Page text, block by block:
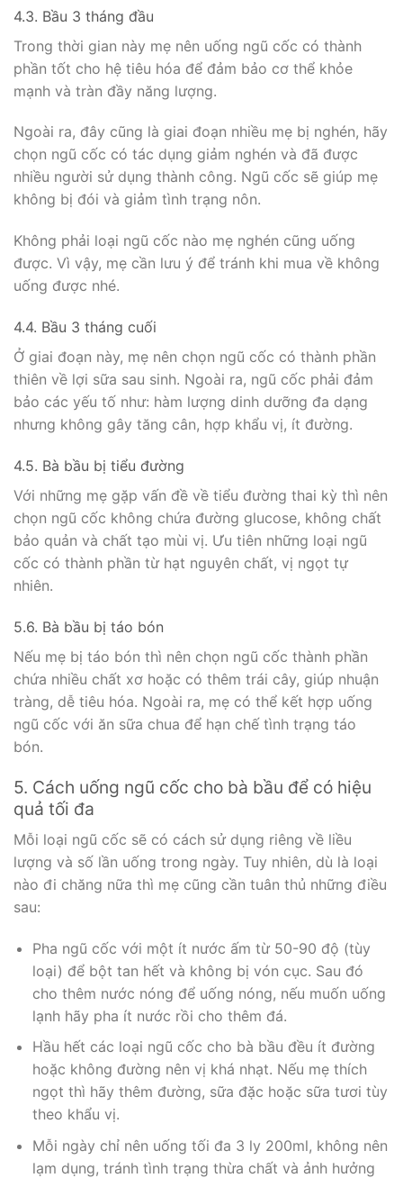
4.3. Bầu 3 tháng đầu
Trong thời gian này mẹ nên uống ngũ cốc có thành
phần tốt cho hệ tiêu hóa để đảm bảo cơ thể khỏe
mạnh và tràn đầy năng lượng.
Ngoài ra, đây cũng là giai đoạn nhiều mẹ bị nghén, hãy
chọn ngũ cốc có tác dụng giảm nghén và đã được
nhiều người sử dụng thành công. Ngũ cốc sẽ giúp mẹ
không bị đói và giảm tình trạng nôn.
Không phải loại ngũ cốc nào mẹ nghén cũng uống
được. Vì vậy, mẹ cần lưu ý để tránh khi mua về không
uống được nhé.
4.4. Bầu 3 tháng cuối
Ở giai đoạn này, mẹ nên chọn ngũ cốc có thành phần
thiên về lợi sữa sau sinh. Ngoài ra, ngũ cốc phải đảm
bảo các yếu tố như: hàm lượng dinh dưỡng đa dạng
nhưng không gây tăng cân, hợp khẩu vị, ít đường.
4.5. Bà bầu bị tiểu đường
Với những mẹ gặp vấn đề về tiểu đường thai kỳ thì nên
chọn ngũ cốc không chứa đường glucose, không chất
bảo quản và chất tạo mùi vị. Ưu tiên những loại ngũ
cốc có thành phần từ hạt nguyên chất, vị ngọt tự
nhiên.
5.6. Bà bầu bị táo bón
Nếu mẹ bị táo bón thì nên chọn ngũ cốc thành phần
chứa nhiều chất xơ hoặc có thêm trái cây, giúp nhuận
tràng, dễ tiêu hóa. Ngoài ra, mẹ có thể kết hợp uống
ngũ cốc với ăn sữa chua để hạn chế tình trạng táo
bón.
5. Cách uống ngũ cốc cho bà bầu để có hiệu
quả tối đa
Mỗi loại ngũ cốc sẽ có cách sử dụng riêng về liều
lượng và số lần uống trong ngày. Tuy nhiên, dù là loại
nào đi chăng nữa thì mẹ cũng cần tuân thủ những điều
sau:
Pha ngũ cốc với một ít nước ấm từ 50-90 độ (tùy
loại) để bột tan hết và không bị vón cục. Sau đó
cho thêm nước nóng để uống nóng, nếu muốn uống
lạnh hãy pha ít nước rồi cho thêm đá.
Hầu hết các loại ngũ cốc cho bà bầu đều ít đường
hoặc không đường nên vị khá nhạt. Nếu mẹ thích
ngọt thì hãy thêm đường, sữa đặc hoặc sữa tươi tùy
theo khẩu vị.
Mỗi ngày chỉ nên uống tối đa 3 ly 200ml, không nên
lạm dụng, tránh tình trạng thừa chất và ảnh hưởng